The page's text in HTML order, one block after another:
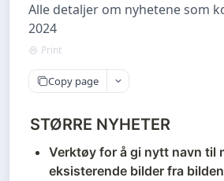
Alle detaljer om nyhetene som
2024
Print
Copy page
STØRRE NYHETER
Verktøy for å gi nytt navn til
eksisterende bilder fra